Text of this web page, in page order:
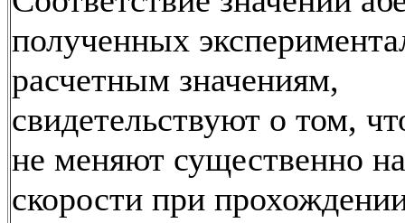
полученных
расчетным значениям,
свидетельствуют о том,
не меняют существенно
скорости при